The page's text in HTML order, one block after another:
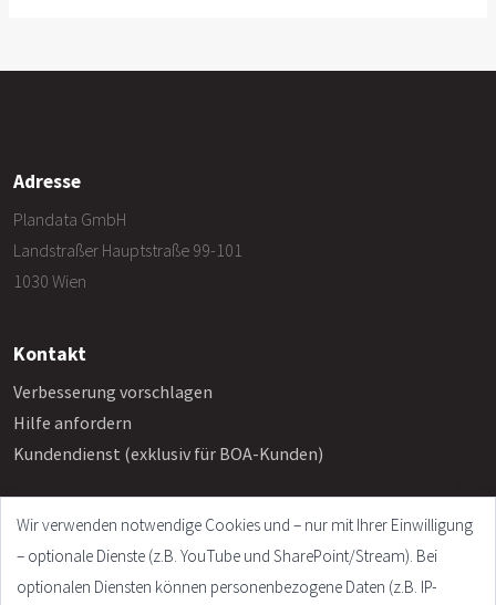
Adresse
Plandata GmbH
Landstraßer Hauptstraße 99-101
1030 Wien
Kontakt
Verbesserung vorschlagen
Hilfe anfordern
Kundendienst (exklusiv für BOA-Kunden)
Info
Häufige Fragen
Impressum
Wir verwenden notwendige Cookies und – nur mit Ihrer Einwilligung
– optionale Dienste (z.B. YouTube und SharePoint/Stream). Bei
optionalen Diensten können personenbezogene Daten (z.B. IP-